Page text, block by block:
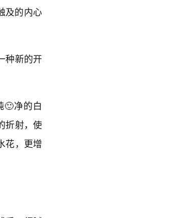
及的内心
种新的开
🙂净的白
折射，使
花，更增